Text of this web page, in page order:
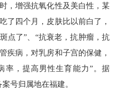
，增强抗氧化性及美白性，某
了四个月，皮肤比以前白了，
点了”、“抗衰老，抗肿瘤，抗
疾病，对乳房和子宫的保健，
率，提高男性生育能力”。据
号归属地在福建。